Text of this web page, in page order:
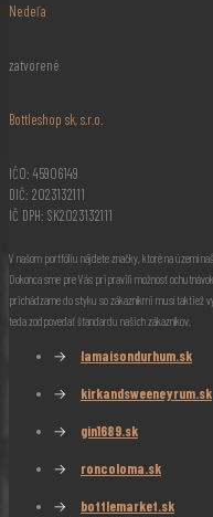
Nedeľa
zatvorené
Bottleshop sk, s.r.o.
IČO: 45906149
DIČ: 2023132111
IČ DPH: SK2023132111
V našom portfóliu nájdete značky, ktoré na území
Dokonca sme pre Vás pripravili možnosť
prichádzame do styku so zákazníkmi musí taktiež
teda zodpovedať štandardu našich zákazníkov.
→ lamaisondurhum.sk
→ kirkandsweeneyrum.sk
→ gin1689.sk
→ roncoloma.sk
→ bottlemarket.sk